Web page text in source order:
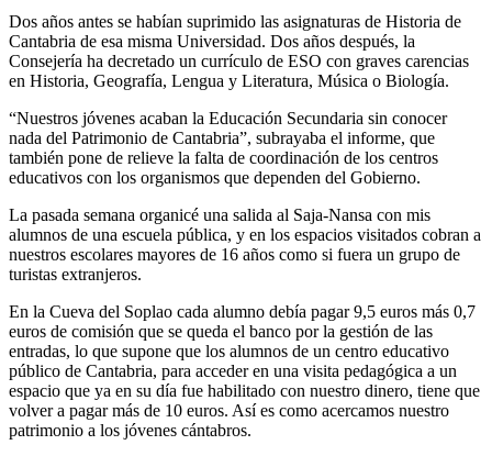
Dos años antes se habían suprimido las asignaturas de Historia de
Cantabria de esa misma Universidad. Dos años después, la
Consejería ha decretado un currículo de ESO con graves carencias
en Historia, Geografía, Lengua y Literatura, Música o Biología.
“Nuestros jóvenes acaban la Educación Secundaria sin conocer
nada del Patrimonio de Cantabria”, subrayaba el informe, que
también pone de relieve la falta de coordinación de los centros
educativos con los organismos que dependen del Gobierno.
La pasada semana organicé una salida al Saja-Nansa con mis
alumnos de una escuela pública, y en los espacios visitados cobran a
nuestros escolares mayores de 16 años como si fuera un grupo de
turistas extranjeros.
En la Cueva del Soplao cada alumno debía pagar 9,5 euros más 0,7
euros de comisión que se queda el banco por la gestión de las
entradas, lo que supone que los alumnos de un centro educativo
público de Cantabria, para acceder en una visita pedagógica a un
espacio que ya en su día fue habilitado con nuestro dinero, tiene que
volver a pagar más de 10 euros. Así es como acercamos nuestro
patrimonio a los jóvenes cántabros.